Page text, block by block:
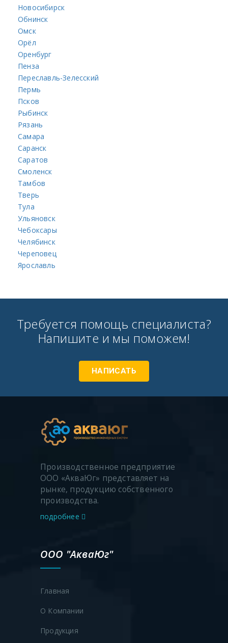
Новосибирск
Обнинск
Омск
Орёл
Оренбург
Пенза
Переславль-Зелесский
Пермь
Псков
Рыбинск
Рязань
Самара
Саранск
Саратов
Смоленск
Тамбов
Тверь
Тула
Ульяновск
Чебоксары
Челябинск
Череповец
Ярославль
Требуется помощь специалиста?
Напишите и мы поможем!
НАПИСАТЬ
Производственное предприятие
ООО «АкваЮг» представляет на
рынке, продукцию собственного
производства.
подробнее
ООО "АкваЮг"
Главная
О Компании
Продукция